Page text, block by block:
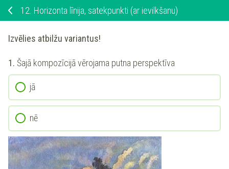
12. Horizonta līnija, satekpunkti (ar ievilkšanu)
Izvēlies atbilžu variantus!
1. Šajā kompozīcijā vērojama putna perspektīva
jā
nē